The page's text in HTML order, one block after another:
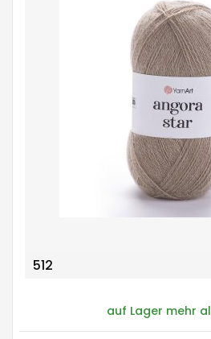
512
auf Lager mehr